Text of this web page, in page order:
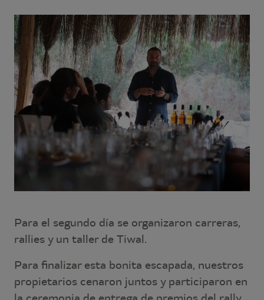
Para el segundo día se organizaron carreras,
rallies y un taller de Tiwal.
Para finalizar esta bonita escapada, nuestros
propietarios cenaron juntos y participaron en